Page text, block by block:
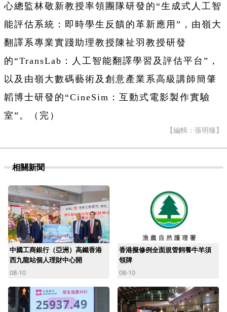
心總監林敬新教授率領團隊研發的“生成式人工智
能評估系統：即時學生反饋的革新應用”，由嶺大
翻譯系專業實踐助理教授陳祉羽教授研發
的“TransLab：人工智能翻譯學習及評估平台”，
以及由嶺大數碼藝術及創意產業系高級講師簡肇
韜博士研發的“CineSim：互動式電影製作實驗
室”。（完）
【編輯：張明臻】
相關新聞
中國工商銀行（亞洲）高鐵香港
西九龍站個人理財中心開
08-10
香港擬修例全面規管飼養牛羊須
領牌
08-10